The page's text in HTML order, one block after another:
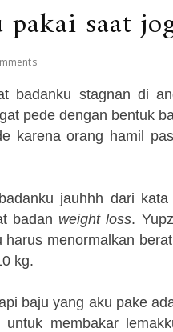
saat
badanku stagnan di
pede dengan bentuk
karena orang hamil
jauhhh dari
badan weight loss.
menormalkan
kg.
baju yang aku pake
membakar